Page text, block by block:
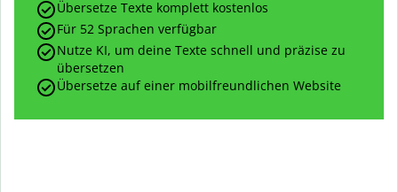
Übersetze Texte komplett kostenlos
Für 52 Sprachen verfügbar
Nutze KI, um deine Texte schnell und präzise zu
übersetzen
Übersetze auf einer mobilfreundlichen Website